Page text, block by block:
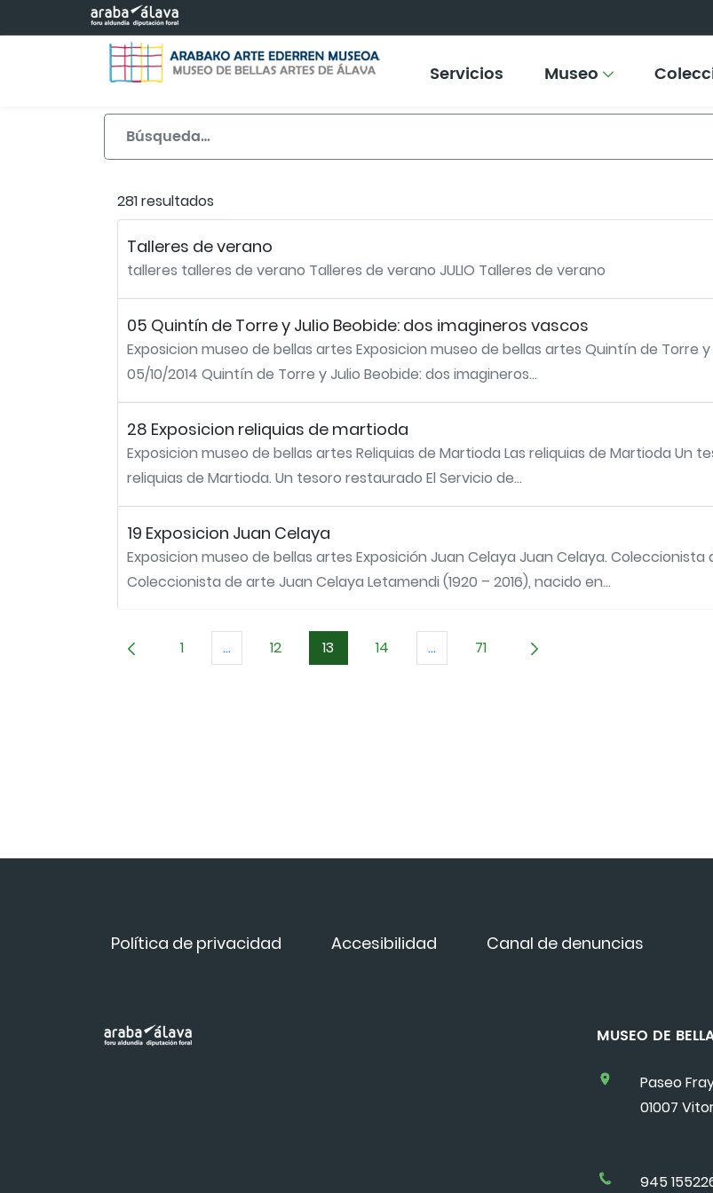
Saltar al contenido principal
Servicios Museo
281 resultados
Talleres de verano
talleres talleres de verano Talleres de verano JULIO Talleres de verano
05 Quintín de Torre y Julio Beobide: dos imagineros vascos
Exposicion museo de bellas artes Exposicion museo de bellas artes Quintín de Torre
05/10/2014 Quintín de Torre y Julio Beobide: dos imagineros...
28 Exposicion reliquias de martioda
Exposicion museo de bellas artes Reliquias de Martioda Las reliquias de Martioda Un
reliquias de Martioda. Un tesoro restaurado El Servicio de...
19 Exposicion Juan Celaya
Exposicion museo de bellas artes Exposición Juan Celaya Juan Celaya. Coleccionista
Coleccionista de arte Juan Celaya Letamendi (1920 – 2016), nacido en...
Página
1 ...Páginas intermedias Use TAB para desplazarse.
Página
12 Página
13 Página
14 ...Páginas intermedias Use TAB para
Página
71
Política de privacidad Accesibilidad Canal de denuncias
MUSEO DE
Paseo
01007
945